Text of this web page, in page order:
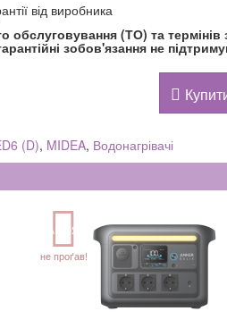
від виробника
обслуговування (ТО) та
зобов'язання не
(D), MIDEA, Водонагрівачі
АКЦІЯ
не проґав!